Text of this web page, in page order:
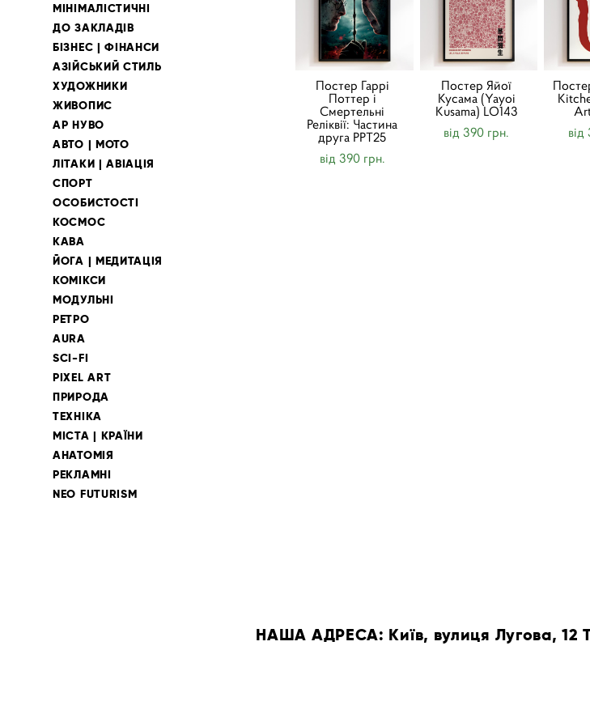
МІНІМАЛІСТИЧНІ
ДО ЗАКЛАДІВ
БІЗНЕС | ФІНАНСИ
АЗІЙСЬКИЙ СТИЛЬ
ХУДОЖНИКИ
ЖИВОПИС
АР НУВО
АВТО | МОТО
ЛІТАКИ | АВІАЦІЯ
СПОРТ
ОСОБИСТОСТІ
КОСМОС
КАВА
ЙОГА | МЕДИТАЦІЯ
КОМІКСИ
МОДУЛЬНІ
РЕТРО
AURA
SCI-FI
PIXEL ART
ПРИРОДА
ТЕХНІКА
МІСТА | КРАЇНИ
АНАТОМІЯ
РЕКЛАМНІ
NEO FUTURISM
Постер Гаррі
Поттер і
Смертельні
Реліквії: Частина
друга PPT25
від 390 грн.
Постер Яйої
Кусама (Yayoi
Kusama) LO143
від 390 грн.
НАША АДРЕСА: Київ, вулиця Лугова, 12